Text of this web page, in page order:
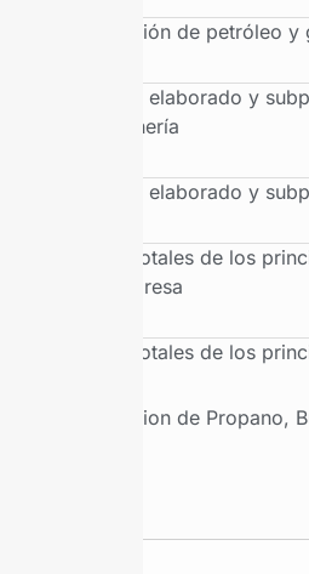
Producción de petróleo y
Petróleo elaborado y
por refinería
Petróleo elaborado y
Ventas totales de los
por empresa
Ventas totales de los
Produccion de Propano,